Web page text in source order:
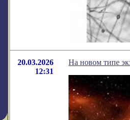
20.03.2026
12:31
На новом типе